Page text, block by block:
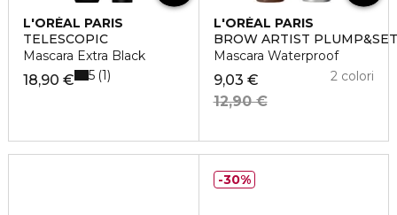
L'ORÉAL PARIS
TELESCOPIC
Mascara Extra Black
18,90 € 5 1
L'ORÉAL PARIS
BROW ARTIST PLUMP&SET
Mascara Waterproof
9,03 €
12,90 €
2 colori
30%